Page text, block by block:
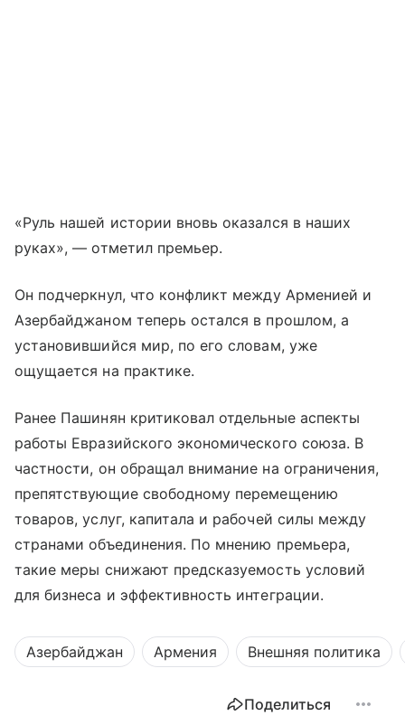
«Руль нашей истории вновь оказался в наших
руках», — отметил премьер.
Он подчеркнул, что конфликт между Арменией и
Азербайджаном теперь остался в прошлом, а
установившийся мир, по его словам, уже
ощущается на практике.
Ранее Пашинян критиковал отдельные аспекты
работы Евразийского экономического союза. В
частности, он обращал внимание на ограничения,
препятствующие свободному перемещению
товаров, услуг, капитала и рабочей силы между
странами объединения. По мнению премьера,
такие меры снижают предсказуемость условий
для бизнеса и эффективность интеграции.
Азербайджан Армения Внешняя политика
Поделиться